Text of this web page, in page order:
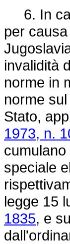
6. In
per
invalidità
norme in
norme
Stato,
1973, n.
speciale
legge 15
1835, e